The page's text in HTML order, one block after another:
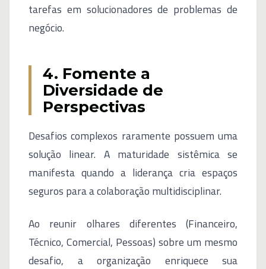
tarefas em solucionadores de problemas de
negócio.
4. Fomente a
Diversidade de
Perspectivas
Desafios complexos raramente possuem uma
solução linear. A maturidade sistêmica se
manifesta quando a liderança cria espaços
seguros para a colaboração multidisciplinar.
Ao reunir olhares diferentes (Financeiro,
Técnico, Comercial, Pessoas) sobre um mesmo
desafio, a organização enriquece sua